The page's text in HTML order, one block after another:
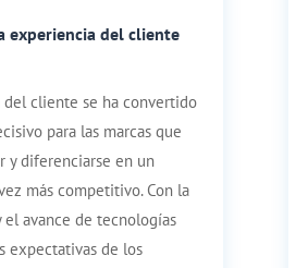
experiencia del cliente
cliente se ha convertido
para las marcas que
y diferenciarse en un
más competitivo. Con la
avance de tecnologías
expectativas de los